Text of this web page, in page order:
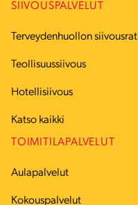
SIIVOUSPALVELUT
Terveydenhuollon
Teollisuussiivous
Hotellisiivous
Katso kaikki
TOIMITILAPALVELUT
Aulapalvelut
Kokouspalvelut